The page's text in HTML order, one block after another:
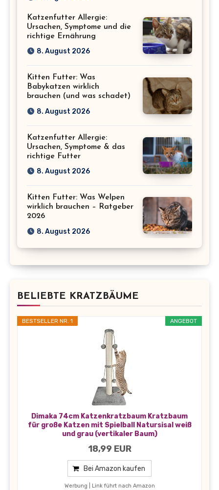
Katzenfutter Allergie:
Ursachen, Symptome und die
richtige Ernährung
8. August 2026
Kitten Futter: Was
Babykatzen wirklich
brauchen (und was schadet)
8. August 2026
Katzenfutter Allergie:
Ursachen, Symptome & das
richtige Futter
8. August 2026
Kitten Futter: Was Welpen
wirklich brauchen – Ratgeber
2026
8. August 2026
BELIEBTE KRATZBÄUME
ANGEBOT
BESTSELLER NR. 1
Dimaka 74cm Katzenkratzbaum Kratzbaum
für große Katzen mit Spielball Natursisal weiß
und grau (vertikaler Baum)
18,99 EUR
Bei Amazon kaufen
Werbung | Link führt nach Amazon